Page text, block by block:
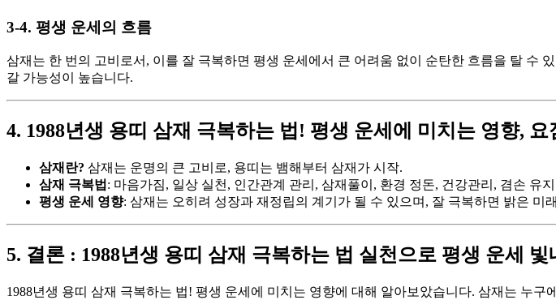
3-4. 평생 운세의 흐름
삼재는 한 번의 고비로서, 이를 잘 극복하면 평생 운세에서 큰 어려움 없이 순탄한 흐름을 탈 수
갈 가능성이 높습니다.
4. 1988년생 용띠 삼재 극복하는 법! 평생 운세에 미치는 영향, 요
삼재란? 삼재는 운명의 큰 고비로, 용띠는 뱀해부터 삼재가 시작.
삼재 극복법 : 마음가짐, 일상 실천, 인간관계 관리, 삼재풀이, 환경 정돈, 건강관리, 겸손 유
평생 운세 영향: 삼재는 오히려 성장과 재정립의 계기가 될 수 있으며, 잘 극복하면 밝은 미
5. 결론 : 1988년생 용띠 삼재 극복하는 법 실천으로 평생 운세 빛
1988년생 용띠 삼재 극복하는 법! 평생 운세에 미치는 영향에 대해 알아보았습니다. 삼재는 누